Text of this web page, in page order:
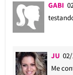
GABI
JU
Me